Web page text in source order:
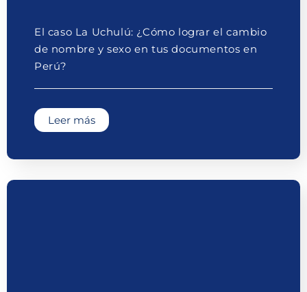
El caso La Uchulú: ¿Cómo lograr el cambio
de nombre y sexo en tus documentos en
Perú?
Leer más